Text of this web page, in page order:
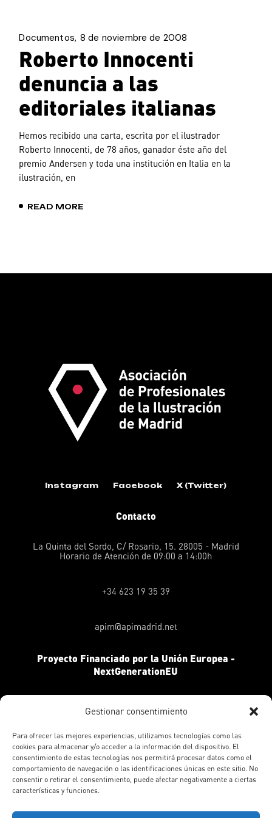
Gestionar consentimiento
Para ofrecer las mejores experiencias, utilizamos tecnologías como las
cookies para almacenar y/o acceder a la información del dispositivo. El
consentimiento de estas tecnologías nos permitirá procesar datos como el
comportamiento de navegación o las identificaciones únicas en este sitio. No
consentir o retirar el consentimiento, puede afectar negativamente a ciertas
características y funciones.
Documentos 8 de noviembre de 2008
Roberto Innocenti
denuncia a las
editoriales italianas
Hemos recibido una carta, escrita por el ilustrador
Roberto Innocenti, de 78 años, ganador éste año del
premio Andersen y toda una institución en Italia en la
ilustración, en
READ MORE
Instagram Facebook X (Twitter)
Contacto
La Quinta del Sordo, C/ Rosario, 15. 28005 - Madrid
Horario de Atención de 09:00 a 14:00h
+34 623 19 35 39
apim@apimadrid.net
Proyecto Financiado por la Unión Europea -
NextGenerationEU